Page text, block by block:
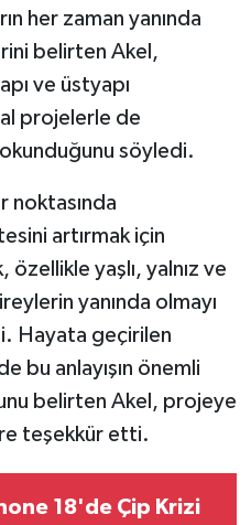
her zaman yanında
belirten Akel,
ve üstyapı
projelerle de
söyledi.
noktasında
artırmak için
özellikle yaşlı, yalnız ve
yanında olmayı
Hayata geçirilen
bu anlayışın önemli
belirten Akel, projeye
teşekkür etti.
18'de Çip Krizi